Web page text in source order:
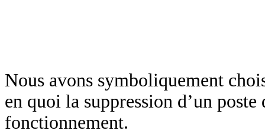
Nous avons symboliquement
en quoi la suppression d’un
fonctionnement.